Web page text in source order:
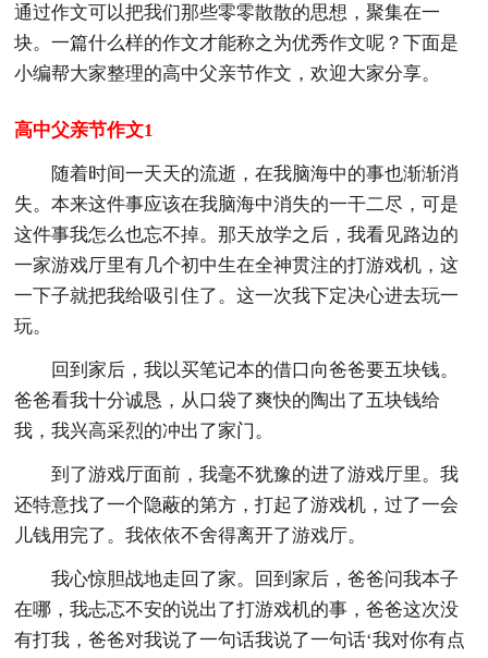
通过作文可以把我们那些零零散散的思想，聚集在一
块。一篇什么样的作文才能称之为优秀作文呢？下面是
小编帮大家整理的高中父亲节作文，欢迎大家分享。
高中父亲节作文1
随着时间一天天的流逝，在我脑海中的事也渐渐消
失。本来这件事应该在我脑海中消失的一干二尽，可是
这件事我怎么也忘不掉。那天放学之后，我看见路边的
一家游戏厅里有几个初中生在全神贯注的打游戏机，这
一下子就把我给吸引住了。这一次我下定决心进去玩一
玩。
回到家后，我以买笔记本的借口向爸爸要五块钱。
爸爸看我十分诚恳，从口袋了爽快的陶出了五块钱给
我，我兴高采烈的冲出了家门。
到了游戏厅面前，我毫不犹豫的进了游戏厅里。我
还特意找了一个隐蔽的第方，打起了游戏机，过了一会
儿钱用完了。我依依不舍得离开了游戏厅。
我心惊胆战地走回了家。回到家后，爸爸问我本子
在哪，我忐忑不安的说出了打游戏机的事，爸爸这次没
有打我，爸爸对我说了一句话我说了一句话‘我对你有点